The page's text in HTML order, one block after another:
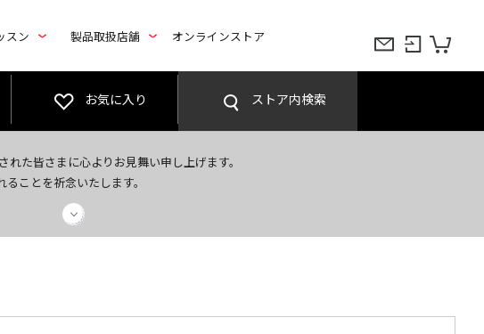
スン 製品取扱店舗 オンラインストア
お気に入り ストア内検索
た皆さまに心よりお見舞い申し上げます。
ことを祈念いたします。
ント！